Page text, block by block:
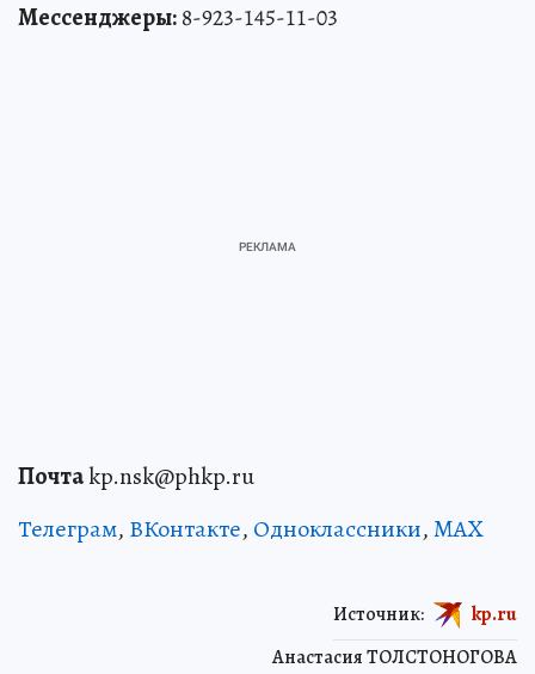
Мессенджеры:8-923-145-11-03
Почтаkp.nsk@phkp.ru
Телеграм, ВКонтакте, Одноклассники,MAX
Анастасия ТОЛСТОНОГОВА
Источник: kp.ru